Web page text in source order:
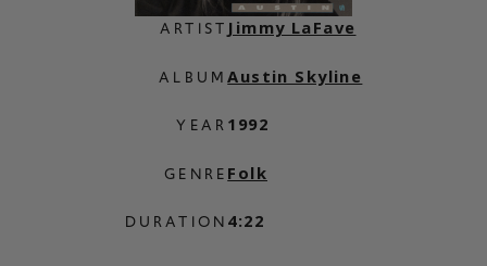
ARTIST
ALBUM
YEAR
GENRE
DURATION
Jimmy LaFave
Austin Skyline
1992
Folk
4:22